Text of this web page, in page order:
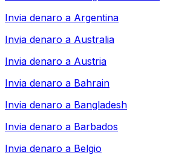
Invia denaro a Argentina
Invia denaro a Australia
Invia denaro a Austria
Invia denaro a Bahrain
Invia denaro a Bangladesh
Invia denaro a Barbados
Invia denaro a Belgio